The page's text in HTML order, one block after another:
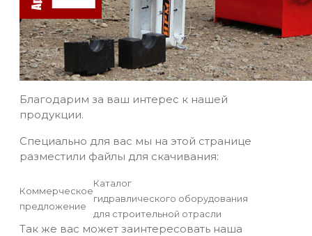
Благодарим за ваш интерес к нашей
продукции.
Специально для вас мы на этой странице
разместили файлы для скачивания:
Коммерческое
предложение
Каталог
гидравлического оборудования
для строительной отрасли
Так же вас может заинтересовать наша